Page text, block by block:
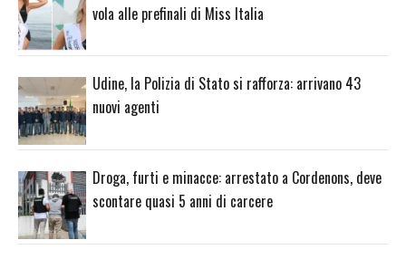
vola alle prefinali di Miss Italia
Udine, la Polizia di Stato si rafforza: arrivano 43
nuovi agenti
Droga, furti e minacce: arrestato a Cordenons, deve
scontare quasi 5 anni di carcere